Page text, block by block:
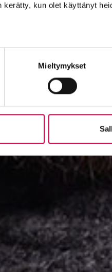
kerätty, kun olet käyttänyt
Mieltymykset